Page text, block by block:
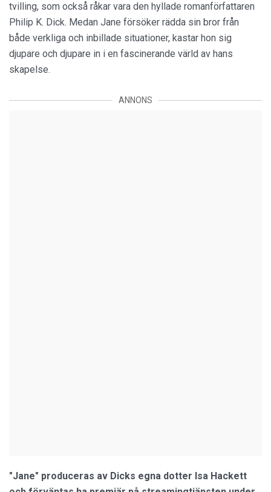
tvilling, som också råkar vara den hyllade romanförfattaren
Philip K. Dick. Medan Jane försöker rädda sin bror från
både verkliga och inbillade situationer, kastar hon sig
djupare och djupare in i en fascinerande värld av hans
skapelse.
ANNONS
"Jane" produceras av Dicks egna dotter Isa Hackett